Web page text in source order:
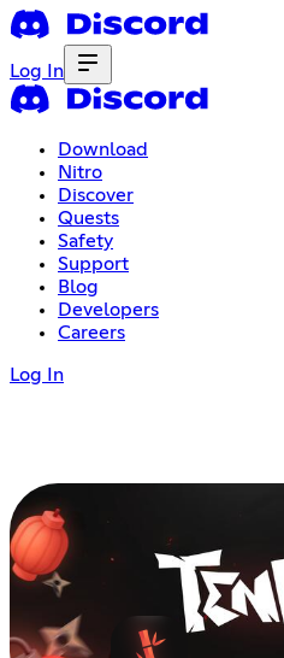
Log In
Download
Nitro
Discover
Quests
Safety
Support
Blog
Developers
Careers
Log In